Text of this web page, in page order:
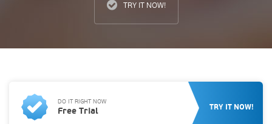
TRY IT NOW!
DO IT RIGHT NOW
Free Trial TRY IT NOW!